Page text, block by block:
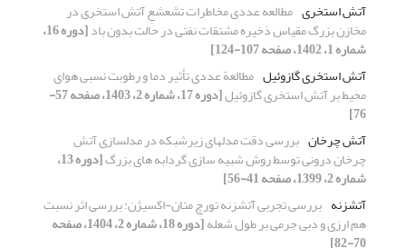
آتش استخری مطالعه عددی مخاطرات تشعشعِ آتش استخری در
مخازن بزرگ مقیاس ذخیره مشتقات نفتی در حالت بدون باد [دوره 16،
شماره 1، 1402، صفحه 107-124]
آتش استخری گازوئیل مطالعة عددی تأثیر دما و رطوبت نسبی هوای
محیط بر آتش‌ استخری گازوئیل [دوره 17، شماره 2، 1403، صفحه 57-
76]
آتش چرخان بررسی دقت مدل‏های زیرشبکه در مدل‏سازی آتش
چرخان درونی توسط روش شبیه ‏سازی گردابه‏ های بزرگ [دوره 13،
شماره 2، 1399، صفحه 41-56]
آتشزنه بررسی تجربی آتشزنه تورچ متان-اکسیژن: بررسی اثر نسبت
هم ارزی و دبی جرمی بر طول شعله [دوره 18، شماره 2، 1404، صفحه
70-82]